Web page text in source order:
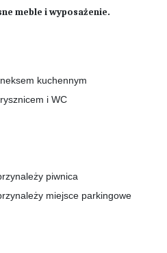
meble i wyposażenie.
kuchennym
i WC
piwnica
miejsce parkingowe